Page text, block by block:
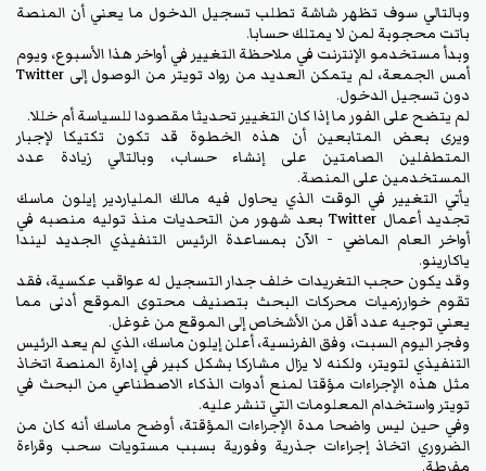
وبالتالي سوف تظهر شاشة تطلب تسجيل الدخول ما يعني أن المنصة
باتت محجوبة لمن لا يمتلك حسابا.
وبدأ مستخدمو الإنترنت في ملاحظة التغيير في أواخر هذا الأسبوع، ويوم
أمس الجمعة، لم يتمكن العديد من رواد تويتر من الوصول إلى Twitter
دون تسجيل الدخول.
لم يتضح على الفور ما إذا كان التغيير تحديثا مقصودا للسياسة أم خللا.
ويرى بعض المتابعين أن هذه الخطوة قد تكون تكتيكا لإجبار
المتطفلين الصامتين على إنشاء حساب، وبالتالي زيادة عدد
المستخدمين على المنصة.
يأتي التغيير في الوقت الذي يحاول فيه مالك الملياردير إيلون ماسك
تجديد أعمال Twitter بعد شهور من التحديات منذ توليه منصبه في
أواخر العام الماضي - الآن بمساعدة الرئيس التنفيذي الجديد ليندا
ياكارينو.
وقد يكون حجب التغريدات خلف جدار التسجيل له عواقب عكسية، فقد
تقوم خوارزميات محركات البحث بتصنيف محتوى الموقع أدنى مما
يعني توجيه عدد أقل من الأشخاص إلى الموقع من غوغل.
وفجر اليوم السبت، وفق الفرنسية، أعلن إيلون ماسك، الذي لم يعد الرئيس
التنفيذي لتويتر، ولكنه لا يزال مشاركا بشكل كبير في إدارة المنصة اتخاذ
مثل هذه الإجراءات مؤقتا لمنع أدوات الذكاء الاصطناعي من البحث في
تويتر واستخدام المعلومات التي تنشر عليه.
وفي حين ليس واضحا مدة الإجراءات المؤقتة، أوضح ماسك أنه كان من
الضروري اتخاذ إجراءات جذرية وفورية بسبب مستويات سحب وقراءة
مفرطة.